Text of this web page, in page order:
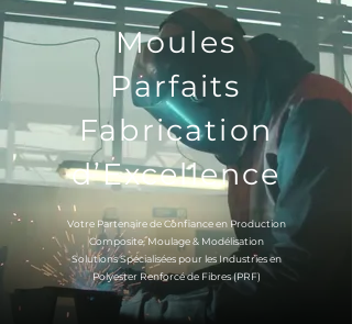
Moules
Parfaits
Fabrication
d’Excellence
Votre Partenaire de Confiance en Production
Composite, Moulage & Modélisation
Solutions Spécialisées pour les Industries en
Polyester Renforcé de Fibres (PRF)